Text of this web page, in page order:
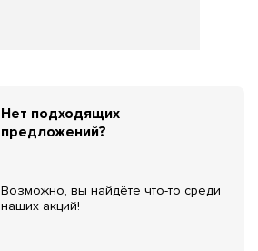
Нет подходящих
предложений?
Возможно, вы найдёте что-то среди
наших акций!